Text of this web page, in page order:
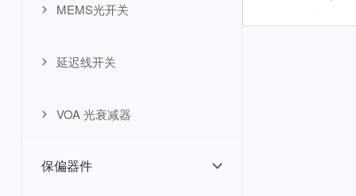
MEMS光开关
延迟线开关
VOA 光衰减器
保偏器件